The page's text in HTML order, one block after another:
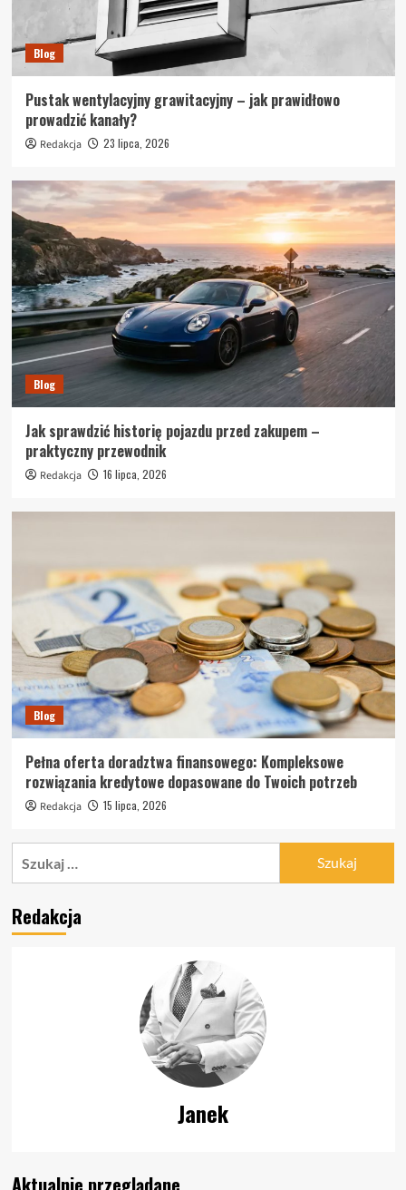
Blog
Pustak wentylacyjny grawitacyjny – jak prawidłowo
prowadzić kanały?
Redakcja 23 lipca, 2026
Blog
Jak sprawdzić historię pojazdu przed zakupem –
praktyczny przewodnik
Redakcja 16 lipca, 2026
Blog
Pełna oferta doradztwa finansowego: Kompleksowe
rozwiązania kredytowe dopasowane do Twoich potrzeb
Redakcja 15 lipca, 2026
Redakcja
Janek
Aktualnie przeglądane